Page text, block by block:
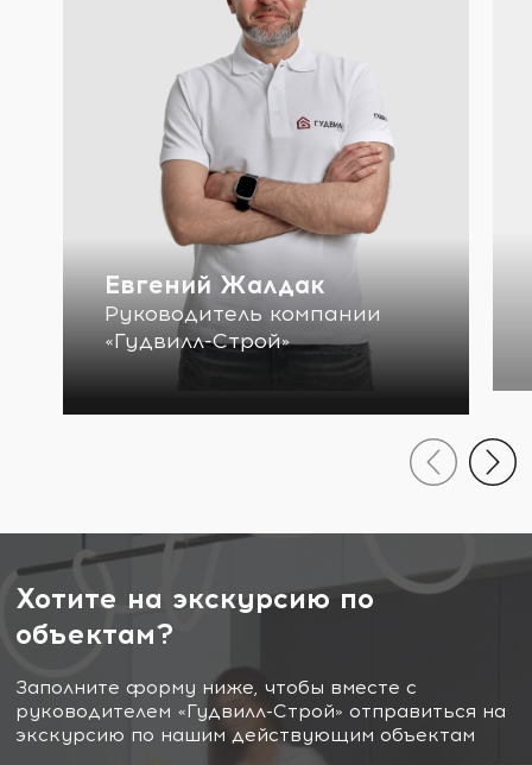
Евгений Жалдак
Руководитель компании
«Гудвилл-Строй»
Хотите на экскурсию по
объектам?
Заполните форму ниже, чтобы вместе с
руководителем «Гудвилл-Строй» отправиться на
экскурсию по нашим действующим объектам